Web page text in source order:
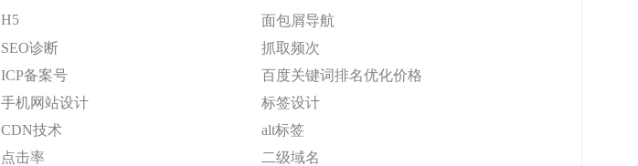
H5
面包屑导航
SEO诊断
抓取频次
ICP备案号
百度关键词排名优化价格
手机网站设计
标签设计
CDN技术
alt标签
点击率
二级域名